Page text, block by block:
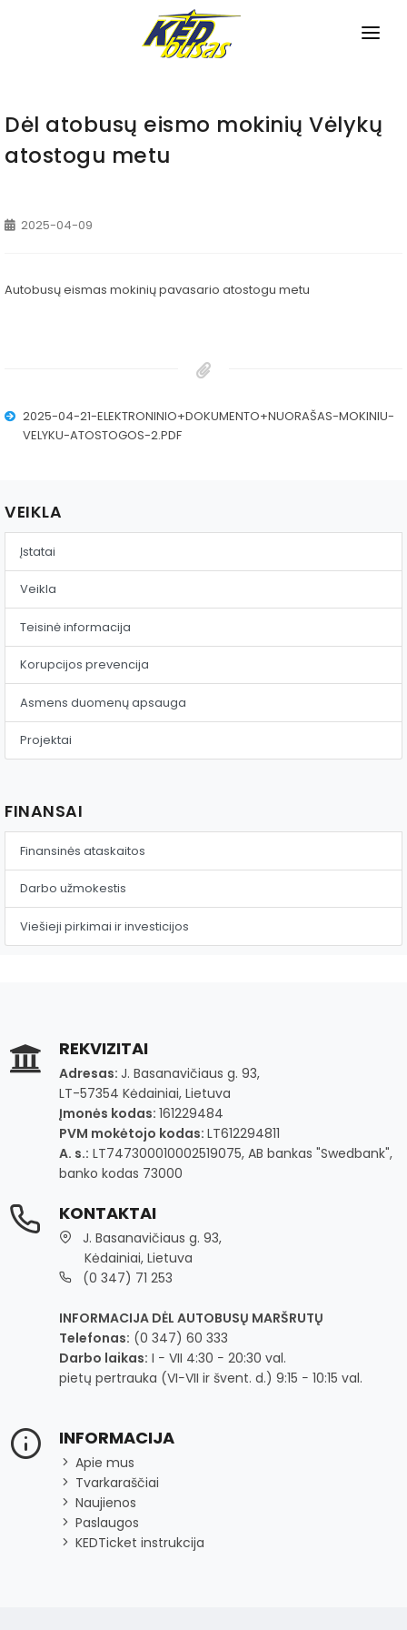
APIE MUS
TVARKARAŠČIAI
Priemiesčio maršrutai
Reklama ant autobusų
KONTAKTAI
Dėl atobusų eismo mokinių Vėlykų
atostogu metu
2025-04-09
Autobusų eismas mokinių pavasario atostogu metu
2025-04-21-ELEKTRONINIO+DOKUMENTO+NUORAŠAS-MOKINIU-
VELYKU-ATOSTOGOS-2.PDF
VEIKLA
Įstatai
Veikla
Teisinė informacija
Korupcijos prevencija
Asmens duomenų apsauga
Projektai
FINANSAI
Finansinės ataskaitos
Darbo užmokestis
Viešieji pirkimai ir investicijos
REKVIZITAI
Adresas: J. Basanavičiaus g. 93,
LT-57354 Kėdainiai, Lietuva
Įmonės kodas: 161229484
PVM mokėtojo kodas: LT612294811
A. s.: LT747300010002519075, AB bankas "Swedbank",
banko kodas 73000
KONTAKTAI
J. Basanavičiaus g. 93,
Kėdainiai, Lietuva
(0 347) 71 253
INFORMACIJA DĖL AUTOBUSŲ MARŠRUTŲ
Telefonas: (0 347) 60 333
Darbo laikas: I − VII 4:30 − 20:30 val.
pietų pertrauka (VI−VII ir švent. d.) 9:15 − 10:15 val.
INFORMACIJA
Apie mus
Tvarkaraščiai
Naujienos
Paslaugos
KEDTicket instrukcija